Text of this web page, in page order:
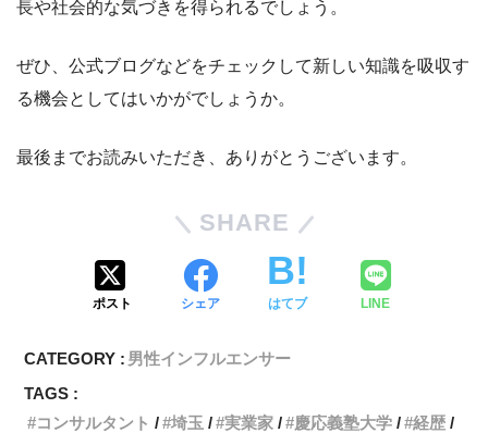
長や社会的な気づきを得られるでしょう。
ぜひ、公式ブログなどをチェックして新しい知識を吸収す
る機会としてはいかがでしょうか。
最後までお読みいただき、ありがとうございます。
SHARE
ポスト シェア はてブ LINE
CATEGORY : 男性インフルエンサー
TAGS :
コンサルタント
埼玉 実業家 慶応義塾大学
経歴